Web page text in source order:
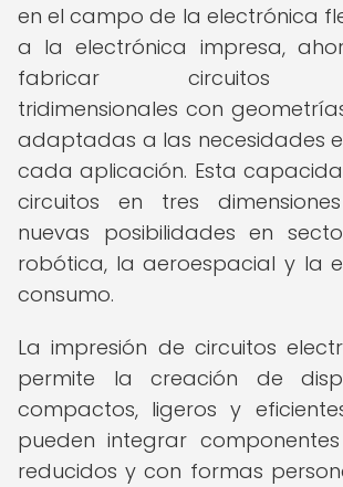
en el campo de la electrónica
a la electrónica impresa,
fabricar circuitos
tridimensionales con
adaptadas a las necesidades
cada aplicación. Esta
circuitos en tres
nuevas posibilidades en
robótica, la aeroespacial y la
consumo.
La impresión de circuitos
permite la creación de
compactos, ligeros y
pueden integrar
reducidos y con formas